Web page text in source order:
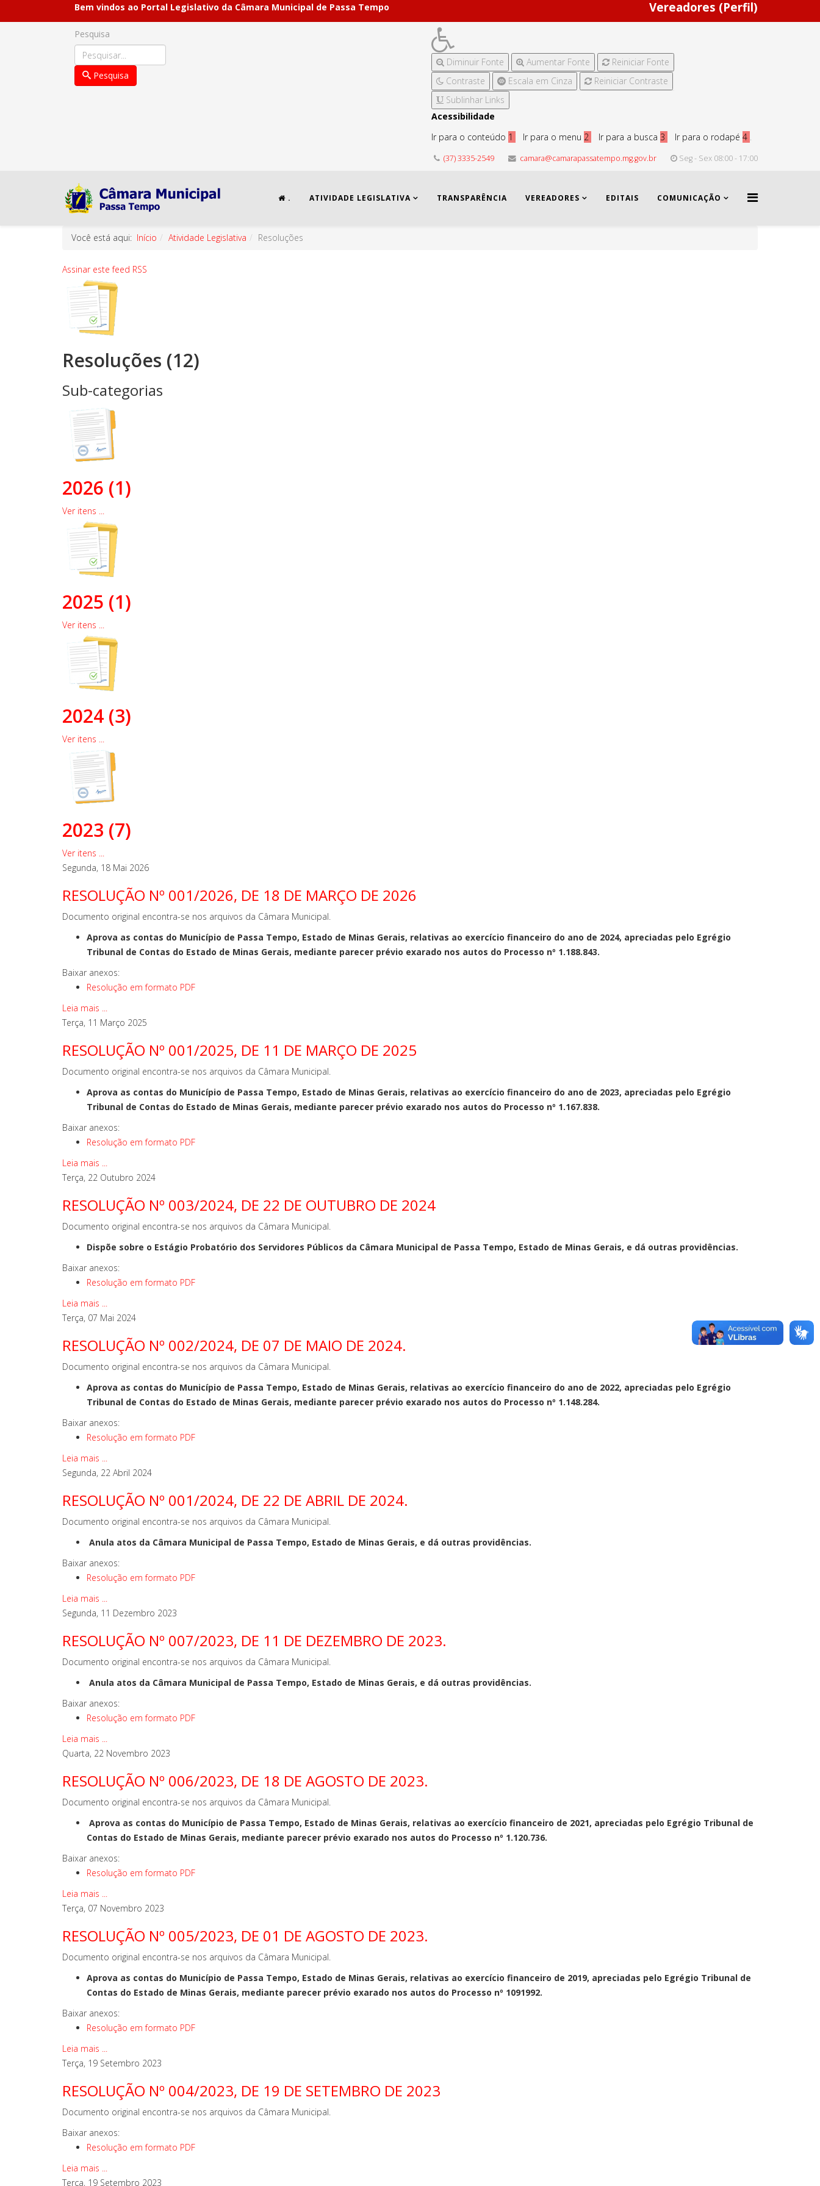
Bem vindos ao Portal Legislativo da Câmara Municipal de Passa Tempo Vereadores (Perfil)
Pesquisa
Pesquisa
Diminuir Fonte Aumentar Fonte
Reiniciar Fonte
Contraste
Escala em Cinza
Reiniciar Contraste
Sublinhar Links
Acessibilidade
Ir para o conteúdo 1 Ir para o menu 2 Ir para a busca 3 Ir para o rodapé 4 .
(37) 3335-2549 camara@camarapassatempo.mg.gov.br Seg - Sex 08:00 - 17:00
. ATIVIDADE LEGISLATIVA TRANSPARÊNCIA VEREADORES EDITAIS COMUNICAÇÃO
Você está aqui: Início Atividade Legislativa Resoluções
Assinar este feed RSS
Resoluções (12)
Sub-categorias
2026 (1)
Ver itens ...
2025 (1)
Ver itens ...
2024 (3)
Ver itens ...
2023 (7)
Ver itens ...
Segunda, 18 Mai 2026
RESOLUÇÃO Nº 001/2026, DE 18 DE MARÇO DE 2026
Documento original encontra-se nos arquivos da Câmara Municipal.
Aprova as contas do Município de Passa Tempo, Estado de Minas Gerais, relativas ao exercício financeiro do ano de 2024, apreciadas pelo Egrégio
Tribunal de Contas do Estado de Minas Gerais, mediante parecer prévio exarado nos autos do Processo nº 1.188.843.
Baixar anexos:
Resolução em formato PDF
Leia mais ...
Terça, 11 Março 2025
RESOLUÇÃO Nº 001/2025, DE 11 DE MARÇO DE 2025
Documento original encontra-se nos arquivos da Câmara Municipal.
Aprova as contas do Município de Passa Tempo, Estado de Minas Gerais, relativas ao exercício financeiro do ano de 2023, apreciadas pelo Egrégio
Tribunal de Contas do Estado de Minas Gerais, mediante parecer prévio exarado nos autos do Processo nº 1.167.838.
Baixar anexos:
Resolução em formato PDF
Leia mais ...
Terça, 22 Outubro 2024
RESOLUÇÃO Nº 003/2024, DE 22 DE OUTUBRO DE 2024
Documento original encontra-se nos arquivos da Câmara Municipal.
Dispõe sobre o Estágio Probatório dos Servidores Públicos da Câmara Municipal de Passa Tempo, Estado de Minas Gerais, e dá outras providências.
Baixar anexos:
Resolução em formato PDF
Leia mais ...
Terça, 07 Mai 2024
RESOLUÇÃO Nº 002/2024, DE 07 DE MAIO DE 2024.
Documento original encontra-se nos arquivos da Câmara Municipal.
Aprova as contas do Município de Passa Tempo, Estado de Minas Gerais, relativas ao exercício financeiro do ano de 2022, apreciadas pelo Egrégio
Tribunal de Contas do Estado de Minas Gerais, mediante parecer prévio exarado nos autos do Processo nº 1.148.284.
Baixar anexos:
Resolução em formato PDF
Leia mais ...
Segunda, 22 Abril 2024
RESOLUÇÃO Nº 001/2024, DE 22 DE ABRIL DE 2024.
Documento original encontra-se nos arquivos da Câmara Municipal.
Anula atos da Câmara Municipal de Passa Tempo, Estado de Minas Gerais, e dá outras providências.
Baixar anexos:
Resolução em formato PDF
Leia mais ...
Segunda, 11 Dezembro 2023
RESOLUÇÃO Nº 007/2023, DE 11 DE DEZEMBRO DE 2023.
Documento original encontra-se nos arquivos da Câmara Municipal.
Anula atos da Câmara Municipal de Passa Tempo, Estado de Minas Gerais, e dá outras providências.
Baixar anexos:
Resolução em formato PDF
Leia mais ...
Quarta, 22 Novembro 2023
RESOLUÇÃO Nº 006/2023, DE 18 DE AGOSTO DE 2023.
Documento original encontra-se nos arquivos da Câmara Municipal.
Aprova as contas do Município de Passa Tempo, Estado de Minas Gerais, relativas ao exercício financeiro de 2021, apreciadas pelo Egrégio Tribunal de
Contas do Estado de Minas Gerais, mediante parecer prévio exarado nos autos do Processo nº 1.120.736.
Baixar anexos:
Resolução em formato PDF
Leia mais ...
Terça, 07 Novembro 2023
RESOLUÇÃO Nº 005/2023, DE 01 DE AGOSTO DE 2023.
Documento original encontra-se nos arquivos da Câmara Municipal.
Aprova as contas do Município de Passa Tempo, Estado de Minas Gerais, relativas ao exercício financeiro de 2019, apreciadas pelo Egrégio Tribunal de
Contas do Estado de Minas Gerais, mediante parecer prévio exarado nos autos do Processo nº 1091992.
Baixar anexos:
Resolução em formato PDF
Leia mais ...
Terça, 19 Setembro 2023
RESOLUÇÃO Nº 004/2023, DE 19 DE SETEMBRO DE 2023
Documento original encontra-se nos arquivos da Câmara Municipal.
Baixar anexos:
Resolução em formato PDF
Leia mais ...
Terça, 19 Setembro 2023